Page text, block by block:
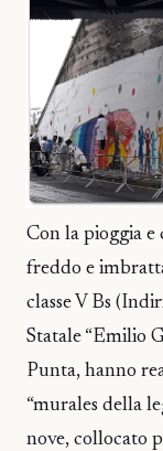
Con la pioggia
freddo e
classe V Bs
Statale “Emilio
Punta, hanno
“murales della
nove, collocato